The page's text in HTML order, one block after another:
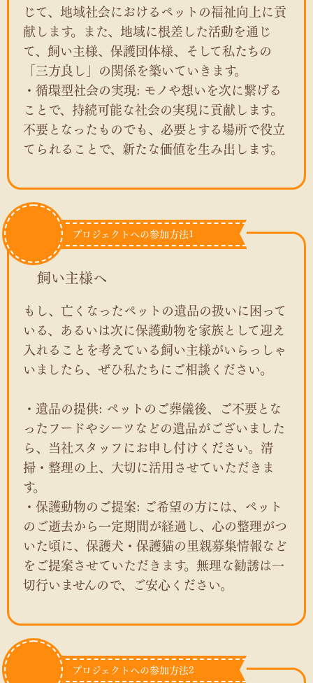
じて、地域社会におけるペットの福祉向上に貢
献します。また、地域に根差した活動を通じ
て、飼い主様、保護団体様、そして私たちの
「三方良し」の関係を築いていきます。
・循環型社会の実現: モノや想いを次に繋げる
ことで、持続可能な社会の実現に貢献します。
不要となったものでも、必要とする場所で役立
てられることで、新たな価値を生み出します。
プロジェクトへの参加方法1
飼い主様へ
もし、亡くなったペットの遺品の扱いに困って
いる、あるいは次に保護動物を家族として迎え
入れることを考えている飼い主様がいらっしゃ
いましたら、ぜひ私たちにご相談ください。
・遺品の提供: ペットのご葬儀後、ご不要とな
ったフードやシーツなどの遺品がございました
ら、当社スタッフにお申し付けください。清
掃・整理の上、大切に活用させていただきま
す。
・保護動物のご提案: ご希望の方には、ペット
のご逝去から一定期間が経過し、心の整理がつ
いた頃に、保護犬・保護猫の里親募集情報など
をご提案させていただきます。無理な勧誘は一
切行いませんので、ご安心ください。
プロジェクトへの参加方法2